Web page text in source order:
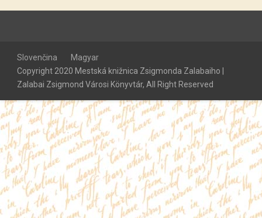
Slovenčina
Magyar
Copyright 2020 Mestská knižnica Zsigmonda Zalabaiho |
Zalabai Zsigmond Városi Könyvtár, All Right Reserved